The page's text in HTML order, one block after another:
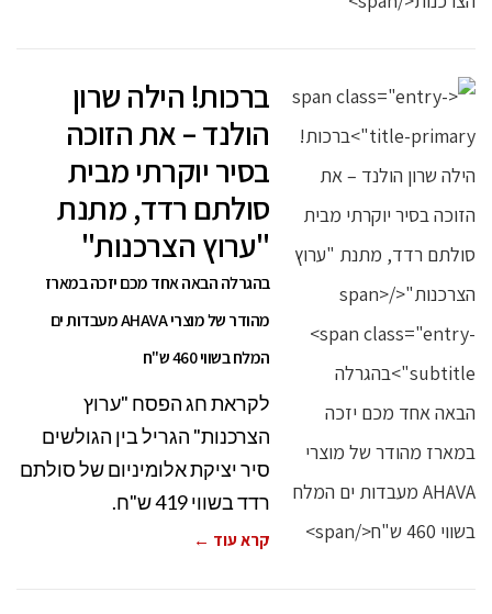
ברכות! הילה שרון
הולנד – את הזוכה
בסיר יוקרתי מבית
סולתם רדד, מתנת
"ערוץ הצרכנות"
בהגרלה הבאה אחד מכם יזכה במארז
מהודר של מוצרי AHAVA מעבדות ים
המלח בשווי 460 ש"ח
לקראת חג הפסח "ערוץ
הצרכנות" הגריל בין הגולשים
סיר יציקת אלומיניום של סולתם
רדד בשווי 419 ש"ח.
קרא עוד ←